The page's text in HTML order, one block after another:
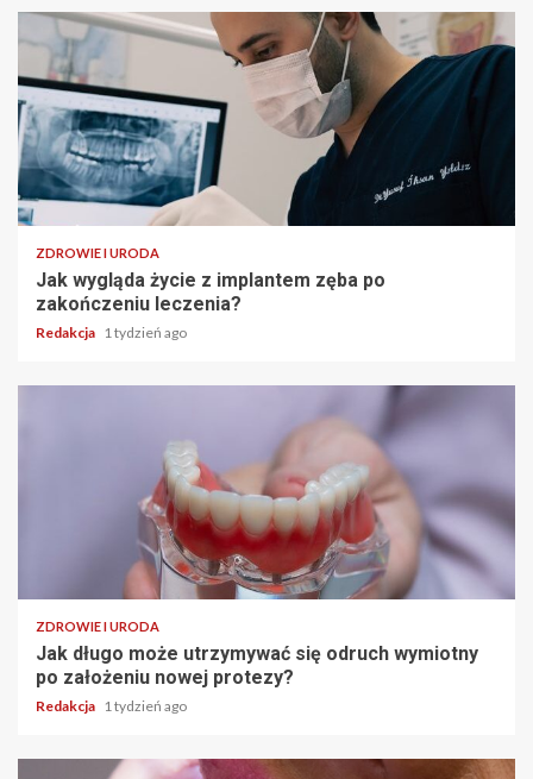
ZDROWIE I URODA
Jak wygląda życie z implantem zęba po
zakończeniu leczenia?
Redakcja 1 tydzień ago
ZDROWIE I URODA
Jak długo może utrzymywać się odruch wymiotny
po założeniu nowej protezy?
Redakcja 1 tydzień ago